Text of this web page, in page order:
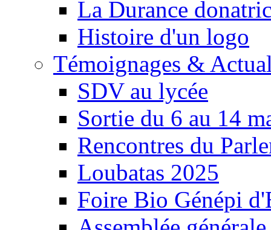
La Durance
Histoire d'un logo
Témoignages &
SDV au lycée
Sortie du 6 au 14
Rencontres du
Loubatas 2025
Foire Bio Génépi